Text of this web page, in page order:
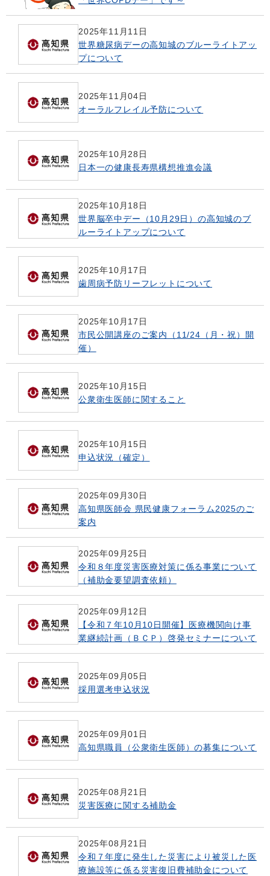
2025年11月11日
世界糖尿病デーの高知城のブルーライトアッ
プについて
2025年11月04日
オーラルフレイル予防について
2025年10月28日
日本一の健康長寿県構想推進会議
2025年10月18日
世界脳卒中デー（10月29日）の高知城のブ
ルーライトアップについて
2025年10月17日
歯周病予防リーフレットについて
2025年10月17日
市民公開講座のご案内（11/24（月・祝）開
催）
2025年10月15日
公衆衛生医師に関すること
2025年10月15日
申込状況（確定）
2025年09月30日
高知県医師会 県民健康フォーラム2025のご
案内
2025年09月25日
令和８年度災害医療対策に係る事業について
（補助金要望調査依頼）
2025年09月12日
【令和７年10月10日開催】医療機関向け事
業継続計画（ＢＣＰ）啓発セミナーについて
2025年09月05日
採用選考申込状況
2025年09月01日
高知県職員（公衆衛生医師）の募集について
2025年08月21日
災害医療に関する補助金
2025年08月21日
令和７年度に発生した災害により被災した医
療施設等に係る災害復旧費補助金について